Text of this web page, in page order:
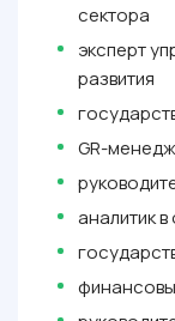
сектора
эксперт
развития
GR-
аналитик